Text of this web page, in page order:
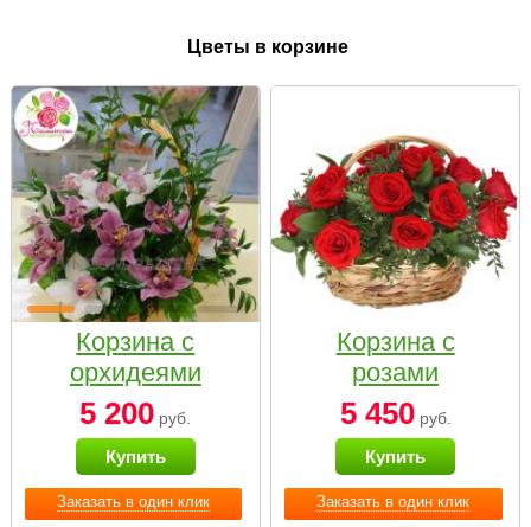
Цветы в корзине
Заказать в один клик
Корзина с
орхидеями
малая
5 200 руб.
Купить
Заказать в один клик
Корзина с
розами
«Красный
Париж»
5 450руб.
Купить